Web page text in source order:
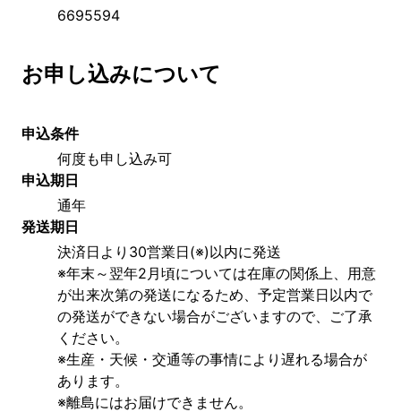
6695594
お申し込みについて
申込条件
何度も申し込み可
申込期日
通年
発送期日
決済日より30営業日(※)以内に発送
※年末～翌年2月頃については在庫の関係上、用意
が出来次第の発送になるため、予定営業日以内で
の発送ができない場合がございますので、ご了承
ください。
※生産・天候・交通等の事情により遅れる場合が
あります。
※離島にはお届けできません。